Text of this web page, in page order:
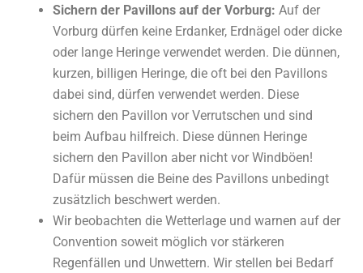
Sichern der Pavillons auf der Vorburg: Auf der
Vorburg dürfen keine Erdanker, Erdnägel oder dicke
oder lange Heringe verwendet werden. Die dünnen,
kurzen, billigen Heringe, die oft bei den Pavillons
dabei sind, dürfen verwendet werden. Diese
sichern den Pavillon vor Verrutschen und sind
beim Aufbau hilfreich. Diese dünnen Heringe
sichern den Pavillon aber nicht vor Windböen!
Dafür müssen die Beine des Pavillons unbedingt
zusätzlich beschwert werden.
Wir beobachten die Wetterlage und warnen auf der
Convention soweit möglich vor stärkeren
Regenfällen und Unwettern. Wir stellen bei Bedarf